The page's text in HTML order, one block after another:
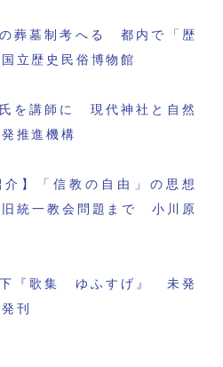
葬墓制考へる 都内で「歴
立歴史民俗博物館
を講師に 現代神社と自然
推進機構
介】「信教の自由」の思想
統一教会問題まで 小川原
下『歌集 ゆふすげ』 未発
刊